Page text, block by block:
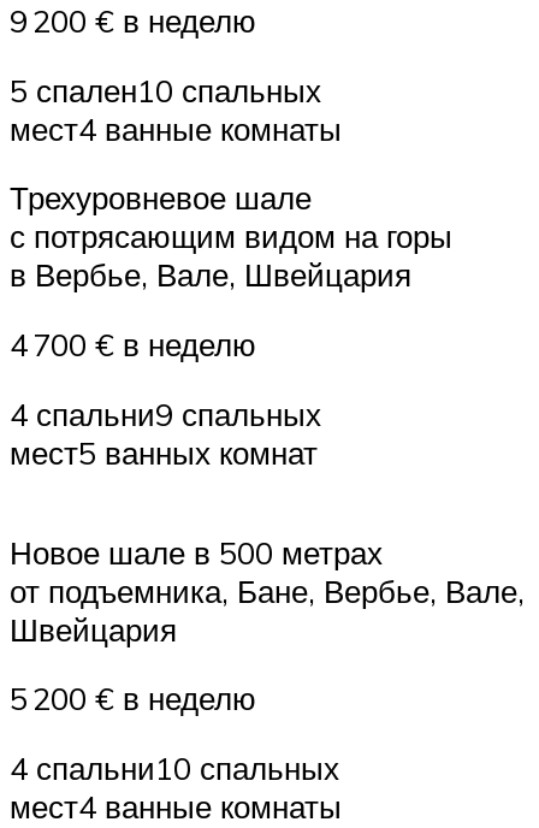
9 200 € в неделю
5 спален10 спальных
мест4 ванные комнаты
Трехуровневое шале
с потрясающим видом на горы
в Вербье, Вале, Швейцария
4 700 € в неделю
4 спальни9 спальных
мест5 ванных комнат
Новое шале в 500 метрах
от подъемника, Бане, Вербье, Вале,
Швейцария
5 200 € в неделю
4 спальни10 спальных
мест4 ванные комнаты